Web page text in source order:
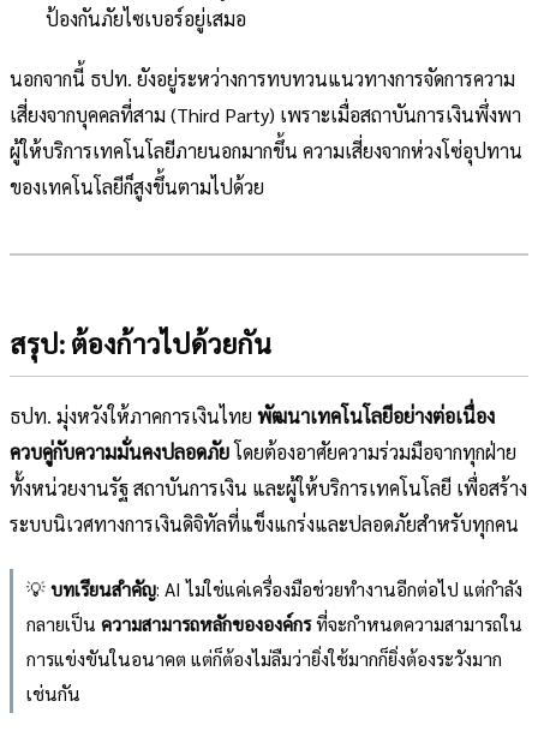
ป้องกันภัยไซเบอร์อยู่เสมอ
นอกจากนี้ ธปท. ยังอยู่ระหว่างการทบทวนแนวทางการจัดการความ
เสี่ยงจากบุคคลที่สาม (Third Party) เพราะเมื่อสถาบันการเงินพึ่งพา
ผู้ให้บริการเทคโนโลยีภายนอกมากขึ้น ความเสี่ยงจากห่วงโซ่อุปทาน
ของเทคโนโลยีก็สูงขึ้นตามไปด้วย
สรุป: ต้องก้าวไปด้วยกัน
ธปท. มุ่งหวังให้ภาคการเงินไทย พัฒนาเทคโนโลยีอย่างต่อเนื่อง
ควบคู่กับความมั่นคงปลอดภัยโดยต้องอาศัยความร่วมมือจากทุกฝ่าย
ทั้งหน่วยงานรัฐ สถาบันการเงิน และผู้ให้บริการเทคโนโลยี เพื่อสร้าง
ระบบนิเวศทางการเงินดิจิทัลที่แข็งแกร่งและปลอดภัยสำหรับทุกคน
💡บทเรียนสำคัญ: AI ไม่ใช่แค่เครื่องมือช่วยทำงานอีกต่อไป แต่กำลัง
กลายเป็น ความสามารถหลักขององค์กรที่จะกำหนดความสามารถใน
การแข่งขันในอนาคต แต่ก็ต้องไม่ลืมว่ายิ่งใช้มากก็ยิ่งต้องระวังมาก
เช่นกัน